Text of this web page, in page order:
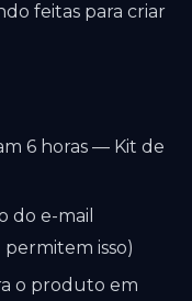
feitas para criar
6 horas — Kit de
do e-mail
isso)
o produto em